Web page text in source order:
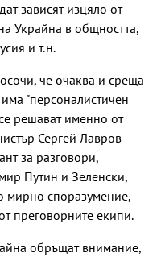
зависят изцяло от
Украйна в общността,
и т.н.
че очаква и среща
"персоналистичен
решават именно от
Сергей Лавров
за разговори,
Путин и Зеленски,
мирно споразумение,
преговорните екипи.
обръщат внимание,